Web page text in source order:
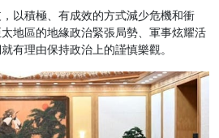
以積極、有成效的方式減少危機和衝
地區的地緣政治緊張局勢、軍事炫耀活
有理由保持政治上的謹慎樂觀。